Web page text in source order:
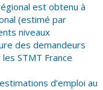
est obtenu à
(estimé par
niveaux
des demandeurs
STMT France
d’emploi au